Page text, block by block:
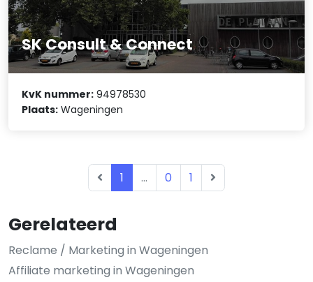
Gerelateerd
Reclame / Marketing in Wageningen
Affiliate marketing in Wageningen
SK Consult & Connect
KvK nummer: 94978530
Plaats: Wageningen
1 ... 0 1